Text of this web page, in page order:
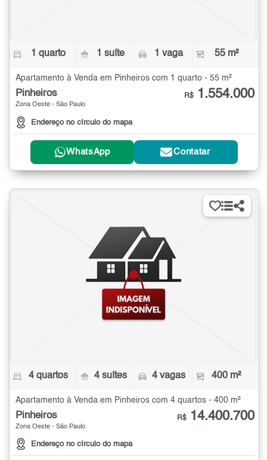
1 quarto 1 suíte 1 vaga 55 m²
Apartamento à Venda em Pinheiros com 1 quarto - 55 m²
Pinheiros
Zona Oeste - São Paulo
Endereço no círculo do mapa
R$ 1.554.000
WhatsApp Contatar
4 quartos 4 suítes 4 vagas 400 m²
Apartamento à Venda em Pinheiros com 4 quartos - 400 m²
Pinheiros
Zona Oeste - São Paulo
Endereço no círculo do mapa
R$ 14.400.700